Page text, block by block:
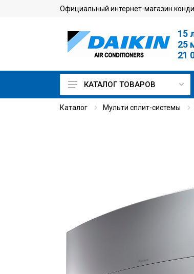
Официальный интернет-магазин
15
25
21
Кондиционеры для дома
Чиллеры и фанкойлы
КАТАЛОГ ТОВАРОВ
Каталог Мульти сплит-системы